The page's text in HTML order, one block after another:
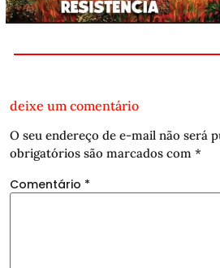
deixe um comentário
O seu endereço de e-mail não será
obrigatórios são marcados com *
Comentário *